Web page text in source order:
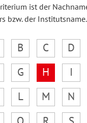
ist der
bzw. der Institutsname.
B C D
G H I
L M N